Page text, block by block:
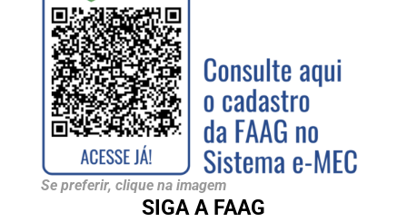
Se preferir, clique na imagem
SIGA A FAAG